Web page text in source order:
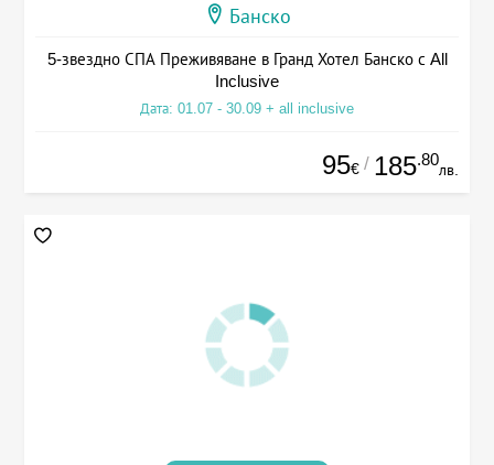
Банско
5-звездно СПА Преживяване в Гранд Хотел Банско с All
Inclusive
Дата: 01.07 - 30.09 + all inclusive
95€ / 185.80
лв.